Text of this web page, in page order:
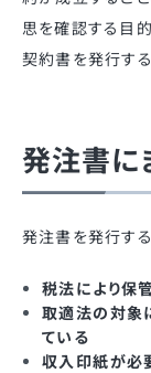
思を確認する目
契約書を発行する
発注書に
発注書を発行する
税法により保
取適法の対象
ている
収入印紙が必